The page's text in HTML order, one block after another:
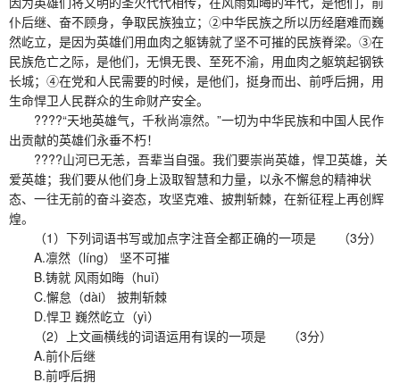
仆后继、奋不顾身，争取民族独立；②中华民族之所以历经磨难而巍
然屹立，是因为英雄们用血肉之躯铸就了坚不可摧的民族脊梁。③在
民族危亡之际，是他们，无惧无畏、至死不渝，用血肉之躯筑起钢铁
长城；④在党和人民需要的时候，是他们，挺身而出、前呼后拥，用
生命悍卫人民群众的生命财产安全。
????“天地英雄气，千秋尚凛然。”一切为中华民族和中国人民作
出贡献的英雄们永垂不朽！
????山河已无恙，吾辈当自强。我们要崇尚英雄，悍卫英雄，关
爱英雄；我们要从他们身上汲取智慧和力量，以永不懈怠的精神状
态、一往无前的奋斗姿态，攻坚克难、披荆斩棘，在新征程上再创辉
煌。
（1）下列词语书写或加点字注音全都正确的一项是 （3分）
A.凛然（líng） 坚不可摧
B.铸就 风雨如晦（huǐ）
C.懈怠（dài） 披荆斩棘
D.悍卫 巍然屹立（yì）
（2）上文画横线的词语运用有误的一项是 （3分）
A.前仆后继
B.前呼后拥